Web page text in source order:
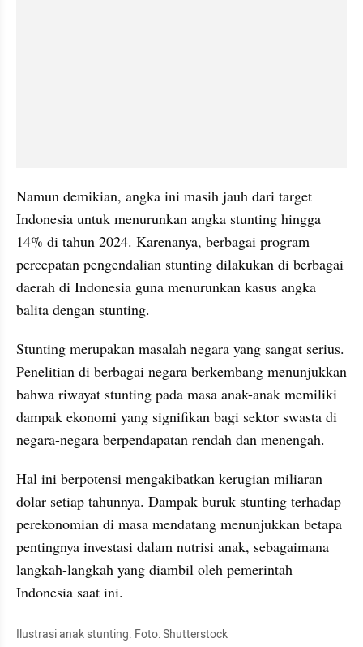
Namun demikian, angka ini masih jauh dari target
Indonesia untuk menurunkan angka stunting hingga
14% di tahun 2024. Karenanya, berbagai program
percepatan pengendalian stunting dilakukan di berbagai
daerah di Indonesia guna menurunkan kasus angka
balita dengan stunting.
Stunting merupakan masalah negara yang sangat serius.
Penelitian di berbagai negara berkembang menunjukkan
bahwa riwayat stunting pada masa anak-anak memiliki
dampak ekonomi yang signifikan bagi sektor swasta di
negara-negara berpendapatan rendah dan menengah.
Hal ini berpotensi mengakibatkan kerugian miliaran
dolar setiap tahunnya. Dampak buruk stunting terhadap
perekonomian di masa mendatang menunjukkan betapa
pentingnya investasi dalam nutrisi anak, sebagaimana
langkah-langkah yang diambil oleh pemerintah
Indonesia saat ini.
Ilustrasi anak stunting. Foto: Shutterstock